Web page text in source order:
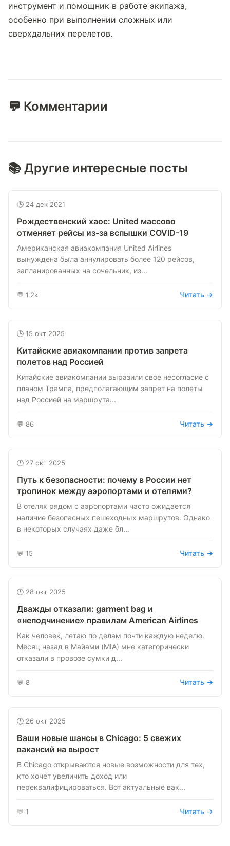
инструмент и помощник в работе экипажа,
особенно при выполнении сложных или
сверхдальних перелетов.
💬 Комментарии
📚 Другие интересные посты
🕒 24 дек 2021
Рождественский хаос: United массово
отменяет рейсы из-за вспышки COVID-19
Американская авиакомпания United Airlines
вынуждена была аннулировать более 120 рейсов,
запланированных на сочельник, из...
💬 1.2k Читать →
🕒 15 окт 2025
Китайские авиакомпании против запрета
полетов над Россией
Китайские авиакомпании выразили свое несогласие с
планом Трампа, предполагающим запрет на полеты
над Россией на маршрута...
💬 86 Читать →
🕒 27 окт 2025
Путь к безопасности: почему в России нет
тропинок между аэропортами и отелями?
В отелях рядом с аэропортами часто ожидается
наличие безопасных пешеходных маршрутов. Однако
в некоторых случаях даже бл...
💬 15 Читать →
🕒 28 окт 2025
Дважды отказали: garment bag и
«неподчинение» правилам American Airlines
Как человек, летаю по делам почти каждую неделю.
Месяц назад в Майами (MIA) мне категорически
отказали в провозе сумки д...
💬 8 Читать →
🕒 26 окт 2025
Ваши новые шансы в Chicago: 5 свежих
вакансий на вырост
В Chicago открываются новые возможности для тех,
кто хочет увеличить доход или
переквалифицироваться. Вот актуальные вак...
💬 1 Читать →